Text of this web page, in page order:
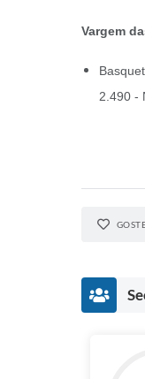
Vargem
2.490 -